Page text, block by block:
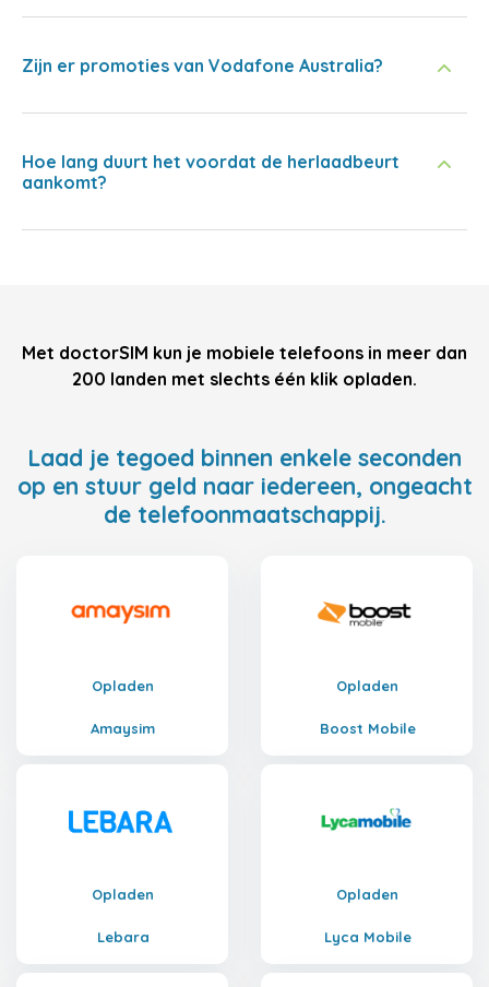
Zijn er promoties van Vodafone Australia?
Hoe lang duurt het voordat de herlaadbeurt
aankomt?
Met doctorSIM kun je mobiele telefoons in meer dan
200 landen met slechts één klik opladen.
Laad je tegoed binnen enkele seconden
op en stuur geld naar iedereen, ongeacht
de telefoonmaatschappij.
Opladen
Amaysim
Opladen
Boost Mobile
Opladen
Lebara
Opladen
Lyca Mobile